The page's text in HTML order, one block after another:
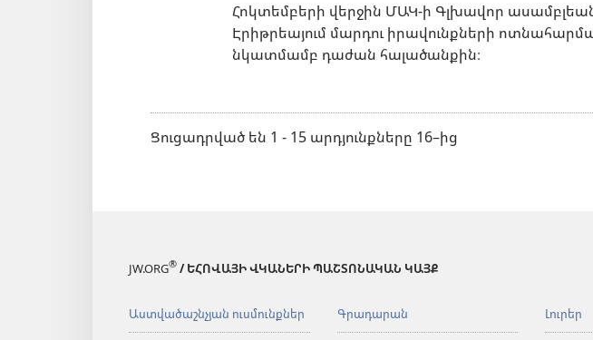
Հոկտեմբերի վերջին ՄԱԿ-ի Գլխավոր ասամբլեան
Էրիթրեայում մարդու իրավունքների
նկատմամբ դաժան հալածանքին։
Ցուցադրված են 1 - 15 արդյունքները 16–ից
JW.ORG® / ԵՀՈՎԱՅԻ ՎԿԱՆԵՐԻ ՊԱՇՏՈՆԱԿԱՆ ԿԱՅՔ
Աստվածաշնչյան ուսմունքներ Գրադարան Լուրեր